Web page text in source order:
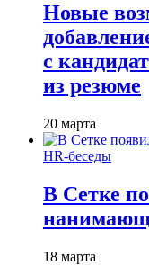
Новые
с
из резюме
20 марта
HR-беседы
В Сетке
18 марта